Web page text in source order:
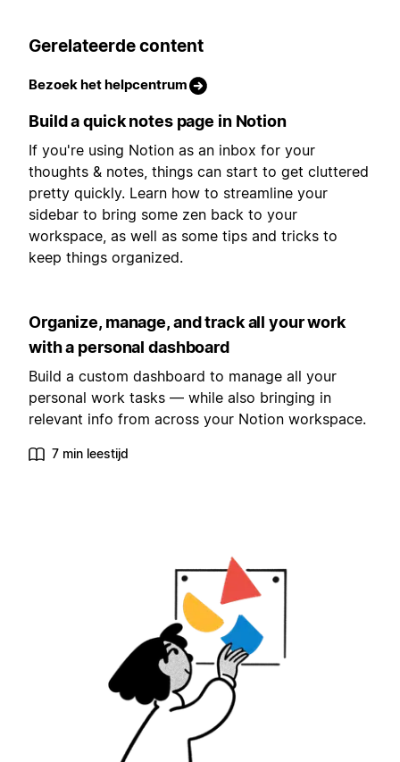
Gerelateerde content
Bezoek het helpcentrum
Build a quick notes page in Notion
If you're using Notion as an inbox for your
thoughts & notes, things can start to get cluttered
pretty quickly. Learn how to streamline your
sidebar to bring some zen back to your
workspace, as well as some tips and tricks to
keep things organized.
Organize, manage, and track all your work
with a personal dashboard
Build a custom dashboard to manage all your
personal work tasks — while also bringing in
relevant info from across your Notion workspace.
7 min leestijd